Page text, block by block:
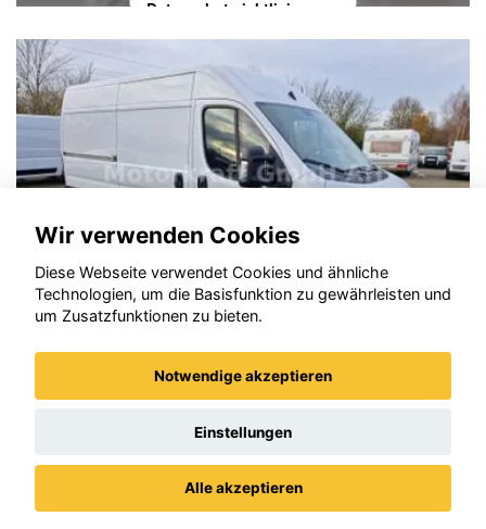
Datenschutzrichtlinien
Zustimmen und
aktivieren
Movano
Wir verwenden Cookies
Diese Webseite verwendet Cookies und ähnliche
Technologien, um die Basisfunktion zu gewährleisten und
um Zusatzfunktionen zu bieten.
Notwendige akzeptieren
Einstellungen
Alle akzeptieren